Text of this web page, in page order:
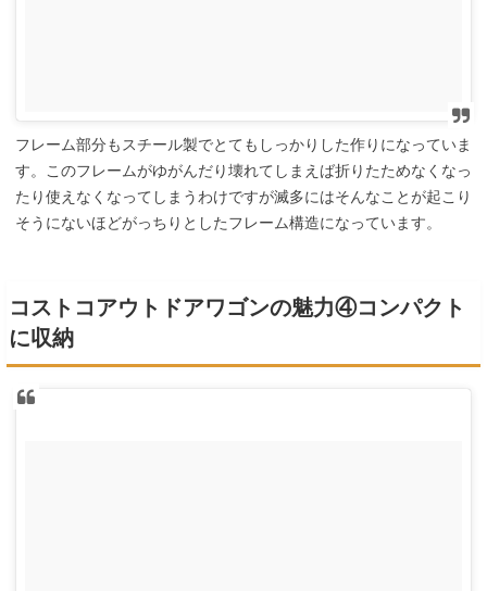
フレーム部分もスチール製でとてもしっかりした作りになっていま
す。このフレームがゆがんだり壊れてしまえば折りたためなくなっ
たり使えなくなってしまうわけですが滅多にはそんなことが起こり
そうにないほどがっちりとしたフレーム構造になっています。
コストコアウトドアワゴンの魅力④コンパクト
に収納